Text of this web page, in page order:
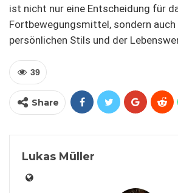
ist nicht nur eine Entscheidung für
Fortbewegungsmittel, sondern auch
persönlichen Stils und der
39
Share
Lukas Müller